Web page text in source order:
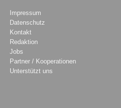
Impressum
Datenschutz
Kontakt
Redaktion
Jobs
Partner / Kooperationen
Unterstützt uns